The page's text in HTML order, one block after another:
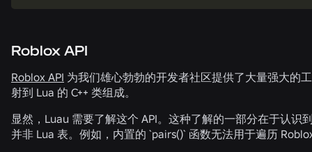
RobloxAPI
Roblox API 为我们雄心勃勃的开发者社区提供了大量强大的
射到 Lua 的 C++ 类组成。
显然，Luau 需要了解这个 API。这种了解的一部分在于认识
并非 Lua 表。例如，内置的 `pairs()` 函数无法用于遍历